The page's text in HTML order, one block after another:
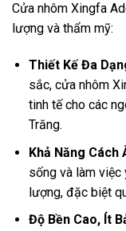
Cửa nhôm Xingfa
lượng và thẩm mỹ:
Thiết Kế Đa
sắc, cửa nhôm
tinh tế cho các
Trăng.
Khả Năng Cách
sống và làm việc
lượng, đặc biệt
Độ Bền Cao, Ít